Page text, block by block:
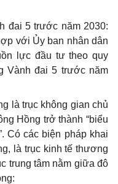
đai 5 trước năm 2030:
với Ủy ban nhân dân
lực đầu tư theo quy
Vành đai 5 trước năm
là trục không gian chủ
Hồng trở thành “biểu
Có các biện pháp khai
là trục kinh tế thương
trung tâm nằm giữa đô